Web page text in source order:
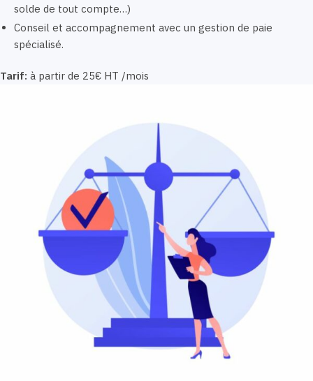
solde de tout compte…)
Conseil et accompagnement avec un gestion de paie
spécialisé.
Tarif: à partir de 25€ HT /mois